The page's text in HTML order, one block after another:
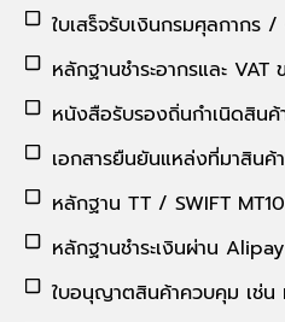
ใบเสร็จรับเงินกรมศุลกากร
หลักฐานชำระอากรและ VAT
หนังสือรับรองถิ่นกำเนิดสินค้
เอกสารยืนยันแหล่งที่มาสิน
หลักฐาน TT / SWIFT
หลักฐานชำระเงินผ่าน
ใบอนุญาตสินค้าควบคุม เช่